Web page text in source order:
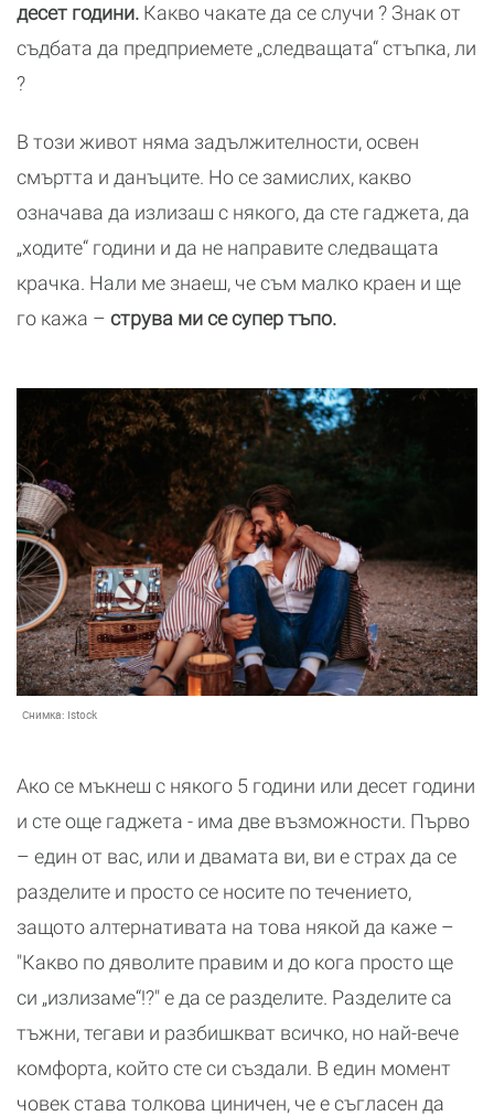
десет години. Какво чакате да се случи ? Знак от
съдбата да предприемете „следващата“ стъпка, ли
?
В този живот няма задължителности, освен
смъртта и данъците. Но се замислих, какво
означава да излизаш с някого, да сте гаджета, да
„ходите“ години и да не направите следващата
крачка. Нали ме знаеш, че съм малко краен и ще
го кажа – струва ми се супер тъпо.
Снимка: Istock
Ако се мъкнеш с някого 5 години или десет години
и сте още гаджета - има две възможности. Първо
– един от вас, или и двамата ви, ви е страх да се
разделите и просто се носите по течението,
защото алтернативата на това някой да каже –
"Какво по дяволите правим и до кога просто ще
си „излизаме“!?" е да се разделите. Разделите са
тъжни, тегави и разбишкват всичко, но най-вече
комфорта, който сте си създали. В един момент
човек става толкова циничен, че е съгласен да